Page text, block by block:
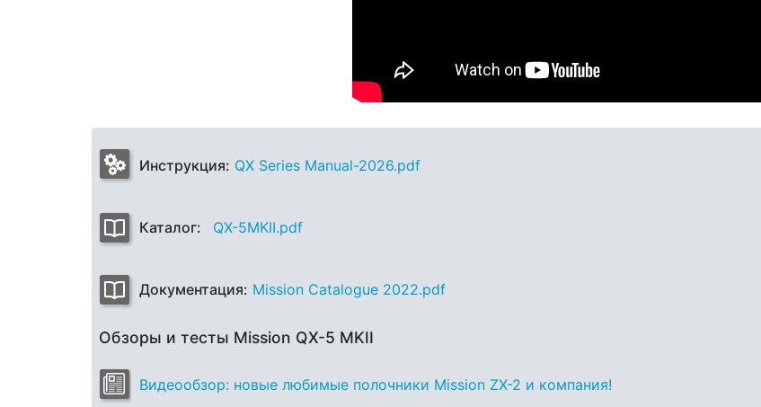
Инструкция: QX Series Manual-2026.pdf
Каталог: QX-5MKII.pdf
Документация: Mission Catalogue 2022.pdf
Обзоры и тесты Mission QX-5 MKII
Видеообзор: новые любимые полочники Mission ZX-2 и компания!